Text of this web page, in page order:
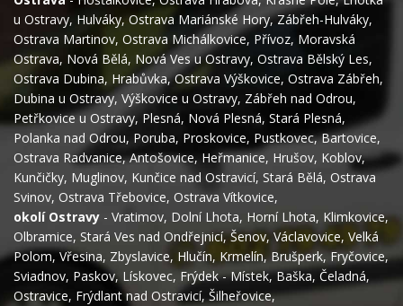
u Ostravy, Hulváky, Ostrava Mariánské Hory,Zábřeh-Hulváky,
Ostrava Martinov, Ostrava Michálkovice, Přívoz, Moravská
Ostrava, Nová Bělá, Nová Ves u Ostravy, Ostrava Bělský Les,
Ostrava Dubina, Hrabůvka,Ostrava Výškovice, Ostrava Zábřeh,
Dubina u Ostravy, Výškovice u Ostravy, Zábřeh nad Odrou,
Petřkovice u Ostravy, Plesná, Nová Plesná, Stará Plesná,
Polanka nad Odrou, Poruba, Proskovice, Pustkovec,Bartovice,
Ostrava Radvanice,Antošovice, Heřmanice, Hrušov, Koblov,
Kunčičky, Muglinov, Kunčice nad Ostravicí, Stará Bělá, Ostrava
Svinov, Ostrava Třebovice, Ostrava Vítkovice,
okolí Ostravy - Vratimov, Dolní Lhota, Horní Lhota, Klimkovice,
Olbramice, Stará Ves nad Ondřejnicí,Šenov,Václavovice, Velká
Polom,Vřesina, Zbyslavice, Hlučín, Krmelín,Brušperk,Fryčovice,
Sviadnov, Paskov, Lískovec, Frýdek - Místek,Baška, Čeladná,
Ostravice, Frýdlant nad Ostravicí, Šilheřovice,